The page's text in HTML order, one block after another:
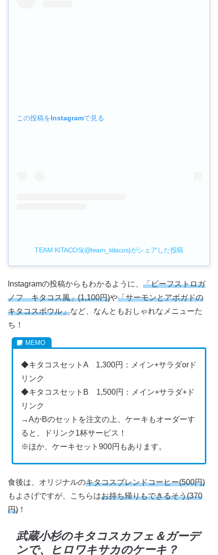
この投稿をInstagramで見る
TEAM KITACOS(@team_kitacos)がシェアした投稿
Instagramの投稿からもわかるように、 「ビーフストロガ
ノフ キタコス風」(1,100円)や「サーモンとアボガドの
キタコスボウル」など、なんともおしゃれなメニューた
ち！
◆キタコスセットA 1,300円：メイン+サラダorド
リンク
◆キタコスセットB 1,500円：メイン+サラダ+ド
リンク
→AかBのセットを注文の上、ケーキもオーダーす
ると、ドリンク1杯サービス！
※ほか、ケーキセット900円もあります。
食後は、オリジナルのキタコスブレンドコーヒー(500円)
もよさげですが、こちらはお持ち帰りもできるそう(370
円) ！
武蔵小杉のキタコスカフェ＆ガーデ
ンで、ヒロワキサカのケーキ？